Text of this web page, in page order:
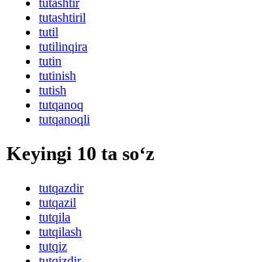
tutashtir
tutashtiril
tutil
tutilinqira
tutin
tutinish
tutish
tutqanoq
tutqanoqli
Keyingi 10 ta so‘z
tutqazdir
tutqazil
tutqila
tutqilash
tutqiz